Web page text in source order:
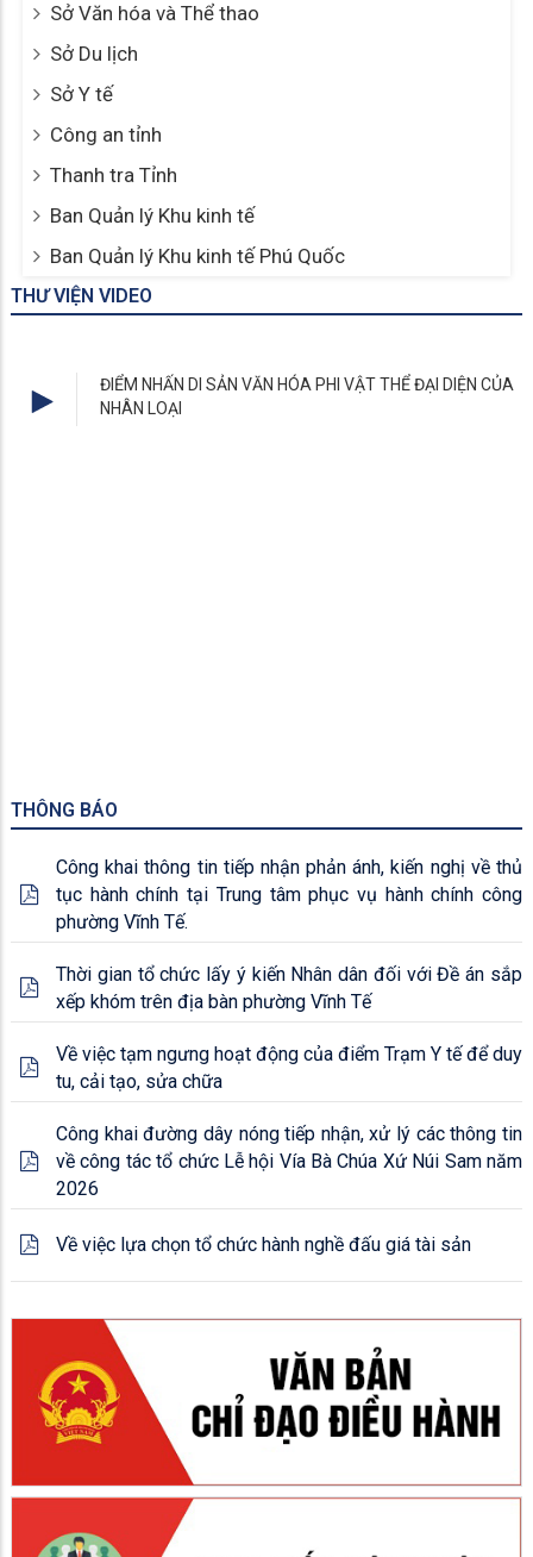
Sở Văn hóa và Thể thao
Sở Du lịch
Sở Y tế
Công an tỉnh
Thanh tra Tỉnh
Ban Quản lý Khu kinh tế
Ban Quản lý Khu kinh tế Phú Quốc
THƯ VIỆN VIDEO
THÔNG BÁO
Công khai thông tin tiếp nhận phản ánh, kiến nghị về thủ
tục hành chính tại Trung tâm phục vụ hành chính công
phường Vĩnh Tế.
Thời gian tổ chức lấy ý kiến Nhân dân đối với Đề án sắp
xếp khóm trên địa bàn phường Vĩnh Tế
Về việc tạm ngưng hoạt động của điểm Trạm Y tế để duy
tu, cải tạo, sửa chữa
Công khai đường dây nóng tiếp nhận, xử lý các thông tin
về công tác tổ chức Lễ hội Vía Bà Chúa Xứ Núi Sam năm
2026
Về việc lựa chọn tổ chức hành nghề đấu giá tài sản